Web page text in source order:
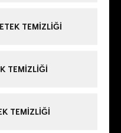
TEMIZLIĞI
TEMIZLIĞI
TEMIZLIĞI